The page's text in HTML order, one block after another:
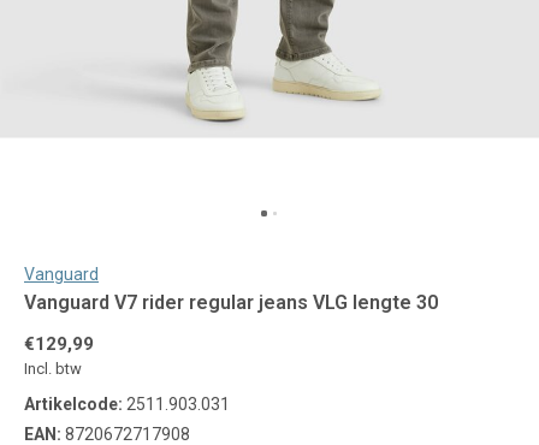
Vanguard
Vanguard V7 rider regular jeans VLG lengte 30
€129,99
Incl. btw
Artikelcode: 2511.903.031
EAN: 8720672717908